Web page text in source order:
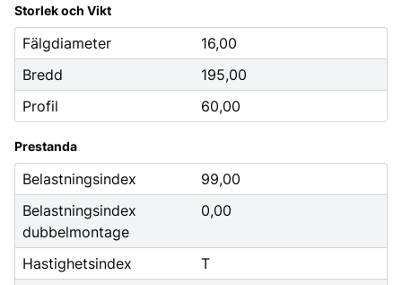
Storlek och Vikt
Fälgdiameter
16,00
Bredd
195,00
Profil
60,00
Prestanda
Belastningsindex
99,00
Belastningsindex
dubbelmontage
0,00
Hastighetsindex
T